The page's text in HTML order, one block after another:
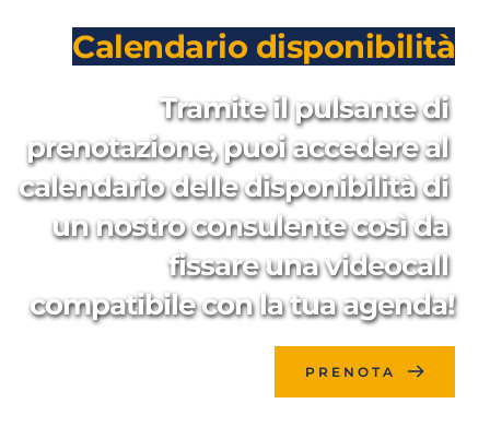
Calendario disponibilità
Tramite il pulsante di
prenotazione, puoi accedere al
calendario delle disponibilità di
un nostro consulente così da
fissare una videocall
compatibile con la tua agenda!
PRENOTA